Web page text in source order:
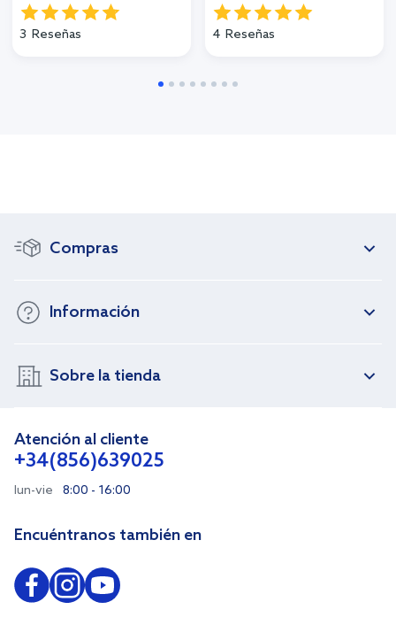
3 Reseñas 4 Reseñas
Compras
Información
Sobre la tienda
Atención al cliente
+34(856)639025
lun-vie 8:00 - 16:00
Encuéntranos también en